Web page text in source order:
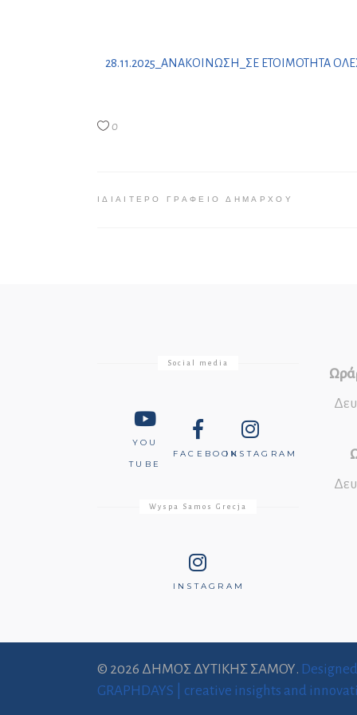
28.11.2025_ΑΝΑΚΟΙΝΩΣΗ_ΣΕ ΕΤΟΙΜΟΤΗΤΑ
0
ΙΔΙΑΊΤΕΡΟ ΓΡΑΦΕΊΟ ΔΗΜΆΡΧΟΥ
Social media
YOU
TUBE
FACEBOOKINSTAGRAM
Wyspa Samos Grecja
INSTAGRAM
© 2026 ΔΗΜΟΣ ΔΥΤΙΚΗΣ ΣΑΜΟΥ. Designed
GRAPHDAYS | creative insights and